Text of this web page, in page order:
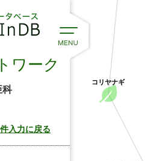
コリヤナギ
ワーク
科